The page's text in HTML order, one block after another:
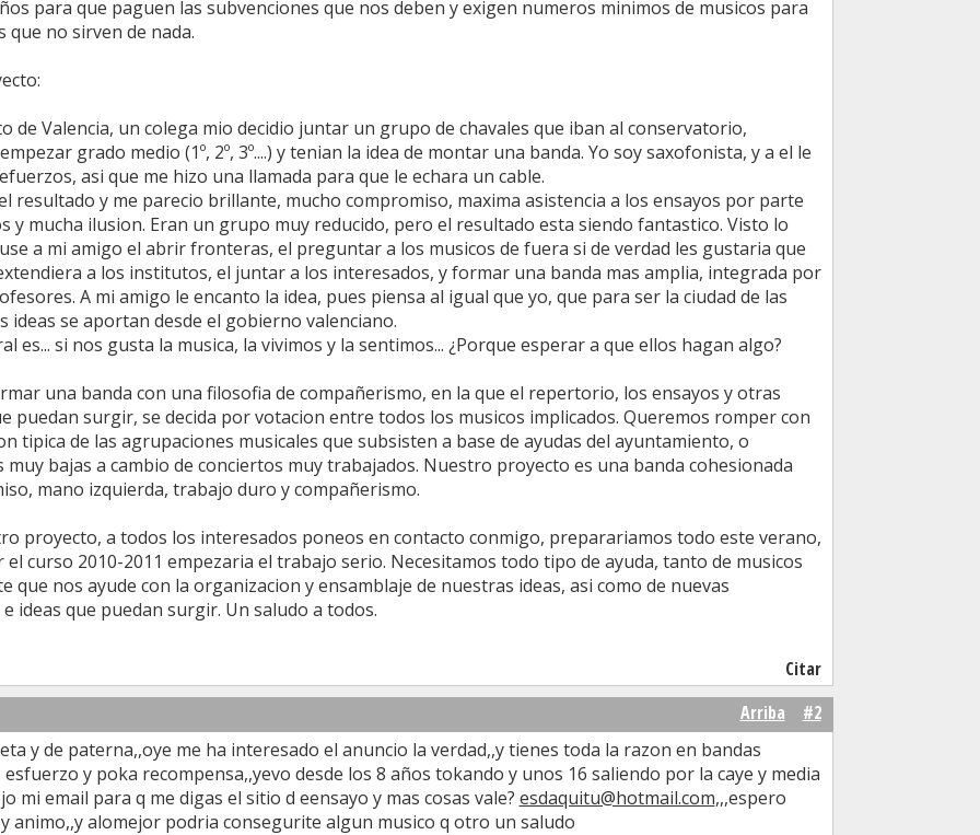
para que paguen las subvenciones que nos deben y exigen numeros minimos de musicos para
que no sirven de nada.
de Valencia, un colega mio decidio juntar un grupo de chavales que iban al conservatorio,
grado medio (1º, 2º, 3º....) y tenian la idea de montar una banda. Yo soy saxofonista, y a el le
asi que me hizo una llamada para que le echara un cable.
resultado y me parecio brillante, mucho compromiso, maxima asistencia a los ensayos por parte
y mucha ilusion. Eran un grupo muy reducido, pero el resultado esta siendo fantastico. Visto lo
a mi amigo el abrir fronteras, el preguntar a los musicos de fuera si de verdad les gustaria que
a los institutos, el juntar a los interesados, y formar una banda mas amplia, integrada por
A mi amigo le encanto la idea, pues piensa al igual que yo, que para ser la ciudad de las
ideas se aportan desde el gobierno valenciano.
es... si nos gusta la musica, la vivimos y la sentimos... ¿Porque esperar a que ellos hagan algo?
una banda con una filosofia de compañerismo, en la que el repertorio, los ensayos y otras
puedan surgir, se decida por votacion entre todos los musicos implicados. Queremos romper con
tipica de las agrupaciones musicales que subsisten a base de ayudas del ayuntamiento, o
muy bajas a cambio de conciertos muy trabajados. Nuestro proyecto es una banda cohesionada
mano izquierda, trabajo duro y compañerismo.
proyecto, a todos los interesados poneos en contacto conmigo, preparariamos todo este verano,
el curso 2010-2011 empezaria el trabajo serio. Necesitamos todo tipo de ayuda, tanto de musicos
que nos ayude con la organizacion y ensamblaje de nuestras ideas, asi como de nuevas
ideas que puedan surgir. Un saludo a todos.
Citar
Arriba
#2
y de paterna,,oye me ha interesado el anuncio la verdad,,y tienes toda la razon en bandas
y poka recompensa,,yevo desde los 8 años tokando y unos 16 saliendo por la caye y media
mi email para q me digas el sitio d eensayo y mas cosas vale? esdaquitu@hotmail.com,,,espero
animo,,y alomejor podria consegurite algun musico q otro un saludo